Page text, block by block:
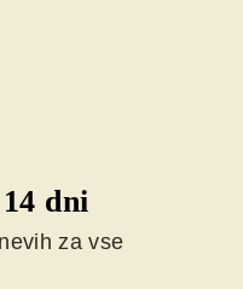
dni
za vse